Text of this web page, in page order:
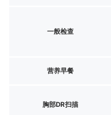
一般检查
营养早餐
胸部DR扫描